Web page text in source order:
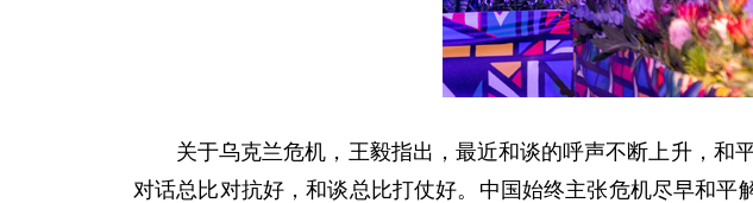
关于乌克兰危机，王毅指出，最近和谈的呼声不断上升，和
对话总比对抗好，和谈总比打仗好。中国始终主张危机尽早和平